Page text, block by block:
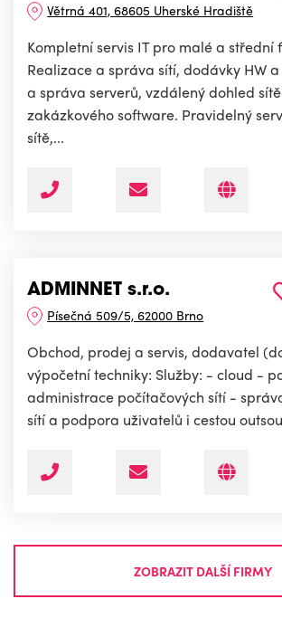
Větrná 401, 68605 Uherské Hradiště
Kompletní servis IT pro malé a střední
Realizace a správa sítí, dodávky HW
a správa serverů, vzdálený dohled
zakázkového software. Pravidelný
sítě,...
ADMINNET s.r.o.
Písečná 509/5, 62000 Brno
Obchod, prodej a servis, dodavatel
výpočetní techniky: Služby: - cloud -
administrace počítačových sítí -
sítí a podpora uživatelů i cestou
ZOBRAZIT DALŠÍ FIRMY